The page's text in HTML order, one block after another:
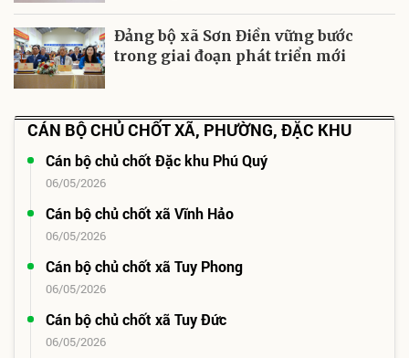
Đảng bộ xã Sơn Điền vững bước
trong giai đoạn phát triển mới
CÁN BỘ CHỦ CHỐT XÃ, PHƯỜNG, ĐẶC KHU
Cán bộ chủ chốt Đặc khu Phú Quý
06/05/2026
Cán bộ chủ chốt xã Vĩnh Hảo
06/05/2026
Cán bộ chủ chốt xã Tuy Phong
06/05/2026
Cán bộ chủ chốt xã Tuy Đức
06/05/2026